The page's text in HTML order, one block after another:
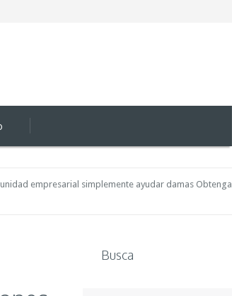
empresarial simplemente ayudar damas Obtenga
Busca